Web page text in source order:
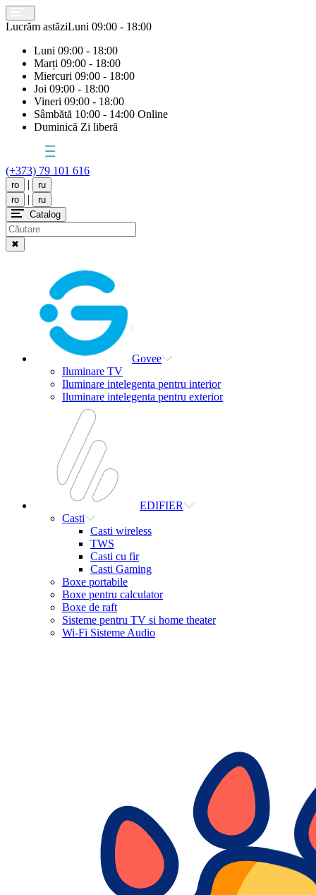
Lucrăm astăziLuni 09:00 - 18:00
Luni 09:00 - 18:00
Marți 09:00 - 18:00
Miercuri 09:00 - 18:00
Joi 09:00 - 18:00
Vineri 09:00 - 18:00
Sâmbătă 10:00 - 14:00 Online
Duminică Zi liberă
(+373) 79 101 616
ro |
ru
ro
|
ru
Catalog
✖
Govee
Iluminare TV
Iluminare intelegenta pentru interior
Iluminare intelegenta pentru exterior
EDIFIER
Casti
Casti wireless
TWS
Casti cu fir
Casti Gaming
Boxe portabile
Boxe pentru calculator
Boxe de raft
Sisteme pentru TV si home theater
Wi-Fi Sisteme Audio